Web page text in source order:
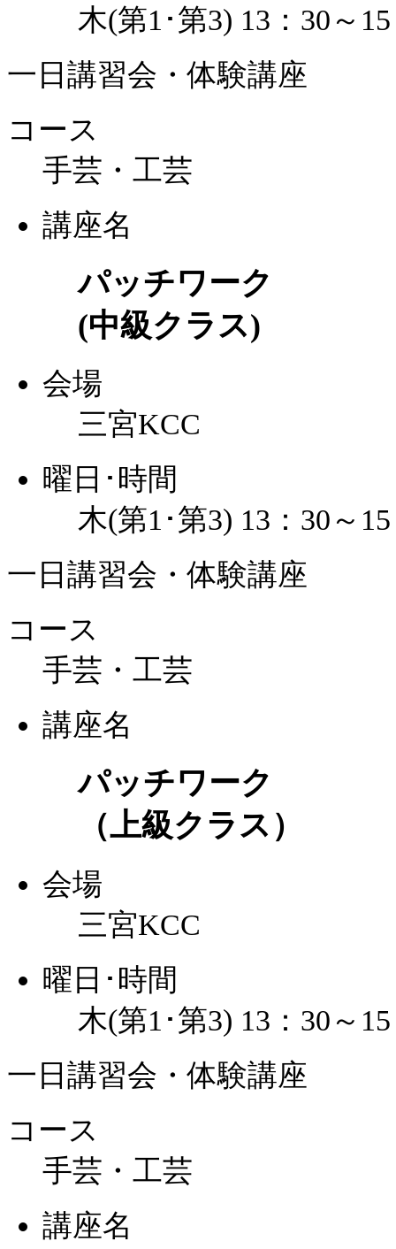
木(第1･第3) 13：30～
一日講習会・体験講座
コース
手芸・工芸
講座名
パッチワーク
(中級クラス)
会場
三宮KCC
曜日･時間
木(第1･第3) 13：30～
一日講習会・体験講座
コース
手芸・工芸
講座名
パッチワーク
（上級クラス）
会場
三宮KCC
曜日･時間
木(第1･第3) 13：30～
一日講習会・体験講座
コース
手芸・工芸
講座名